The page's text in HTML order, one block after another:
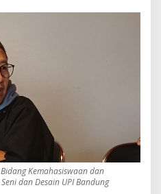
Kemahasiswaan dan
dan Desain UPI Bandung